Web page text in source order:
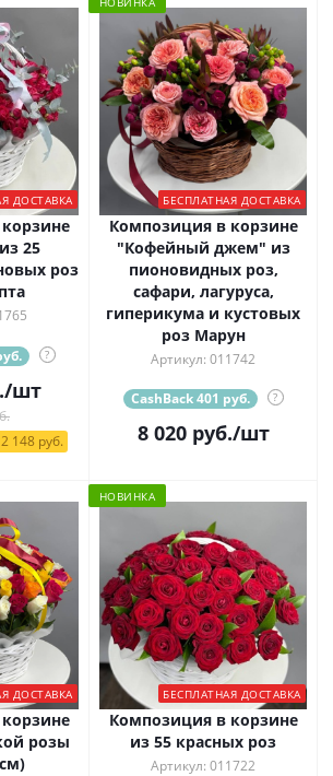
ДОСТАВКА
25
роз
?
/шт
148 руб.
БЕСПЛАТНАЯ ДОСТАВКА
Композиция в корзине
"Кофейный джем" из
пионовидных роз,
сафари, лагуруса,
гиперикума и кустовых
роз Марун
Артикул: 011742
CashBack 401 руб. ?
8 020руб./шт
ДОСТАВКА
розы
НОВИНКА
БЕСПЛАТНАЯ ДОСТАВКА
Композиция в корзине
из 55 красных роз
Артикул: 011722